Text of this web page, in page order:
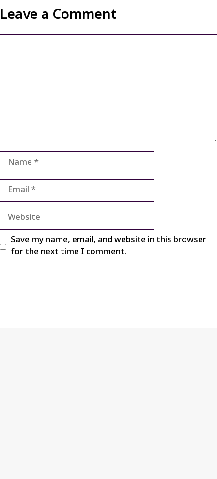
Leave a Comment
Name
Email
Website
Save my name, email, and website in this browser
for the next time I comment.